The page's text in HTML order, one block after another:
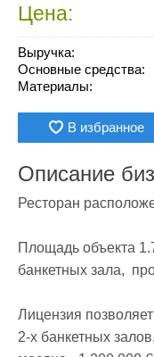
Цена:
Выручка:
Основные средства:
Материалы:
В избранное
Описание
Ресторан
Площадь объекта
банкетных зала,
Лицензия
2-х банкетных